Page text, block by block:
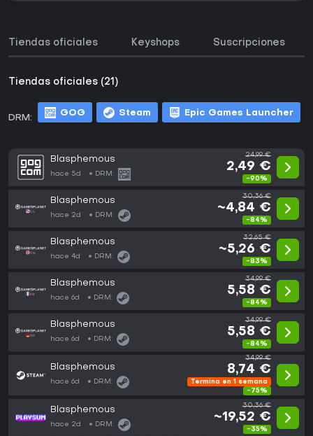
Tiendas oficiales Keyshops Suscripciones
Tiendas oficiales (21)
DRM: GOG Steam Epic Games Launcher
Blasphemous
hace 5d DRM:
24,99 €
2,49 €
-90%
Blasphemous
hace 2d DRM:
30,36 €
~4,84 €
-84%
Blasphemous
hace 4d DRM:
32,65 €
~5,26 €
-83%
Blasphemous
hace 6d DRM:
34,99 €
5,58 €
-84%
Blasphemous
hace 6d DRM:
34,99 €
5,58 €
-84%
Blasphemous
hace 6d DRM:
34,99 €
8,74 €
Termina en 1 semana
-75%
Blasphemous
hace 2d DRM:
30,36 €
~19,52 €
-35%